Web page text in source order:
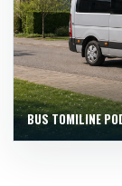
BUS TOMILINE